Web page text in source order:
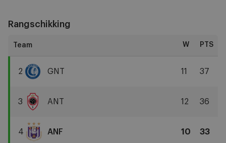
Rangschikking
W PTS
2
Gent
GNT 11 37
3
Antwerp
FC
ANT 12 36
4
ANF 10 33